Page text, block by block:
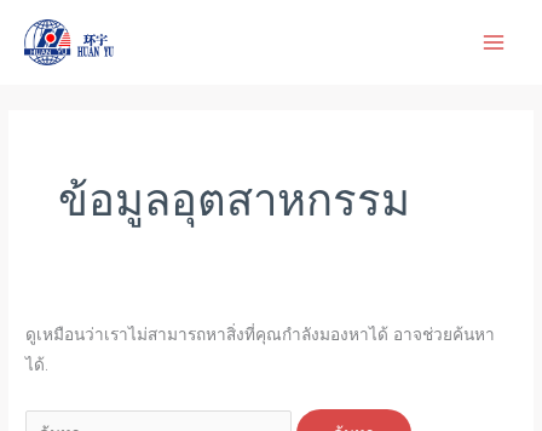
ข้อมูลอุตสาหกรรม
ดูเหมือนว่าเราไม่สามารถหาสิ่งที่คุณกำลังมองหาได้ อาจช่วยค้นหา
ได้.